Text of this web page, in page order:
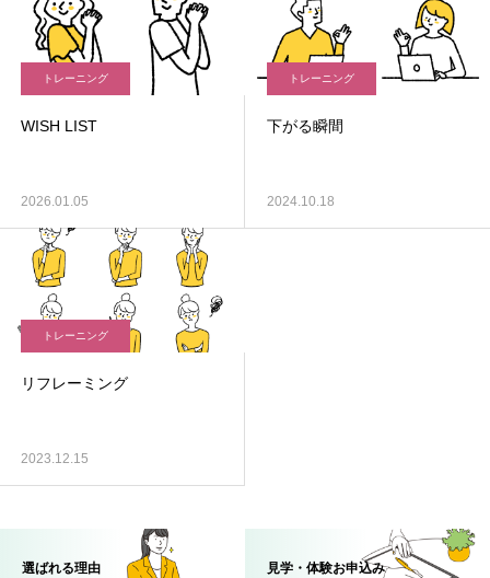
トレーニング
WISH LIST
2026.01.05
トレーニング
下がる瞬間
2024.10.18
トレーニング
リフレーミング
2023.12.15
選ばれる理由 見学・体験お申込み